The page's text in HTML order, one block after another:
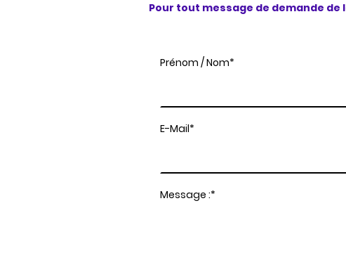
Pour tout message de demande
Prénom / Nom*
E-Mail*
Message :*